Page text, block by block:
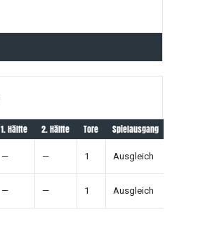
1. Hälfte 2. Hälfte Tore Spielausgang
— — 1 Ausgleich
— — 1 Ausgleich